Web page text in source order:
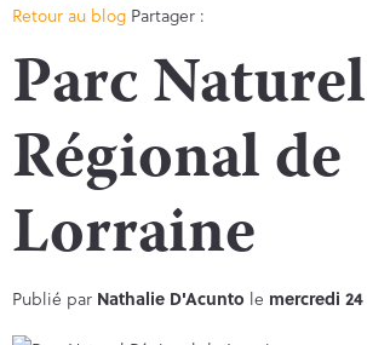
Retour au blog Partager :
Parc Naturel
Régional de
Lorraine
Publié par Nathalie D'Acunto le mercredi 24